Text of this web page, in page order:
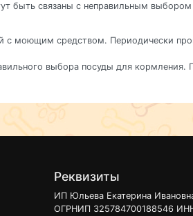
быть связаны с неправильным
с моющим средством. Периодически
выбора посуды для
Реквизиты
ИП Юльева Екатерина
ОГРНИП 325784700188546